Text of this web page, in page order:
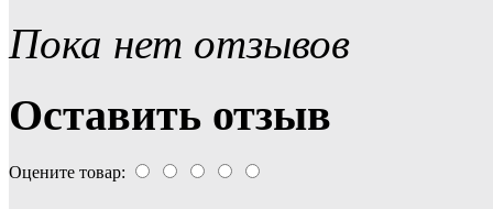
Пока нет отзывов
Оставить отзыв
Оцените товар: